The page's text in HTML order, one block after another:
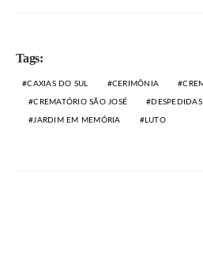
Tags:
CAXIAS DO SUL CERIMÔNIA
CREMATÓRIO SÃO JOSÉ DESPEDIDAS
JARDIM EM MEMÓRIA LUTO